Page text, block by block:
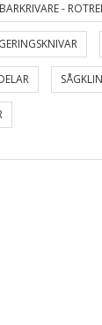
BARKRIVARE -
GERINGSKNIVAR